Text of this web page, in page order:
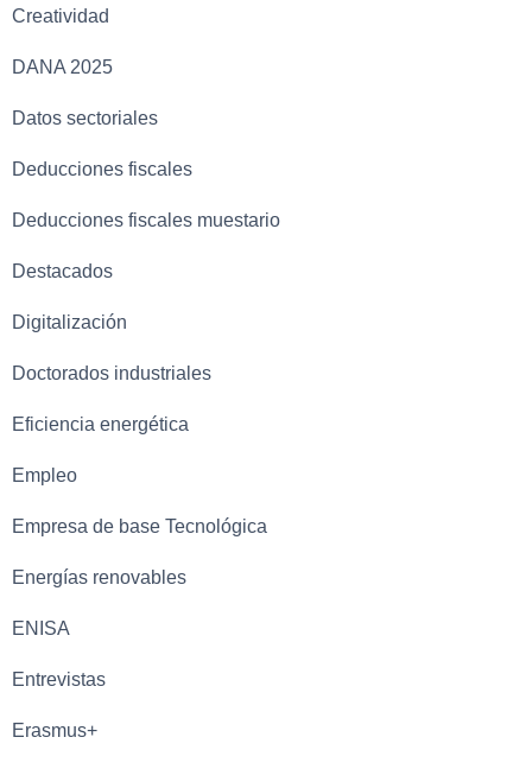
Creatividad
DANA 2025
Datos sectoriales
Deducciones fiscales
Deducciones fiscales muestario
Destacados
Digitalización
Doctorados industriales
Eficiencia energética
Empleo
Empresa de base Tecnológica
Energías renovables
ENISA
Entrevistas
Erasmus+